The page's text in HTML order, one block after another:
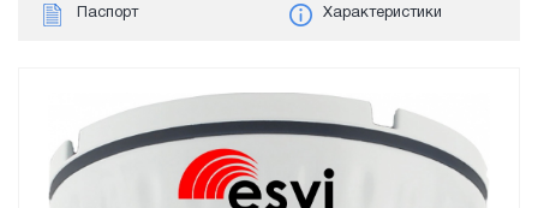
Паспорт Характеристики